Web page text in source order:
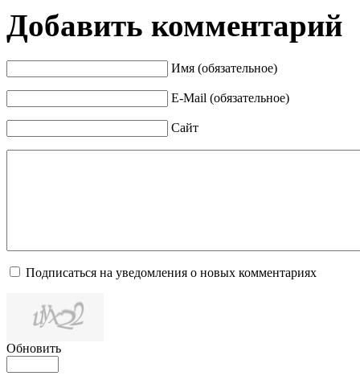
Добавить комментарий
Имя (обязательное)
E-Mail (обязательное)
Сайт
Подписаться на уведомления о новых комментариях
Обновить